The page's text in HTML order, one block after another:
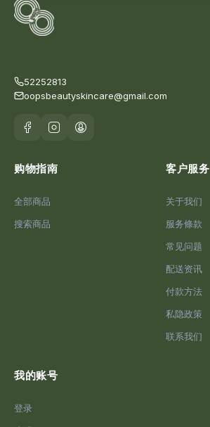
52252813
oopsbeautyskincare@gmail.com
购物指南
全部商品
搜索商品
客户服务
关于我们
服务條款
常见问题
配送资讯
付款方法
私隐政策
联系我们
我的账号
登录